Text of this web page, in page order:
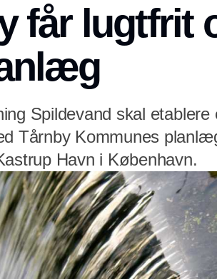
får lugtfrit
Spildevand skal
Tårnby Kommunes
Havn i København.